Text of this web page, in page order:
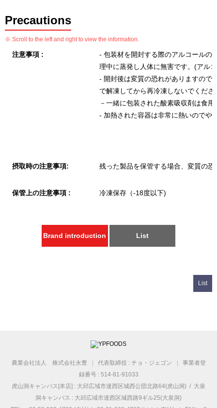
Precautions
※ Scroll to the left and right to view the information.
注意事項 :
- 包装材を開封する際のアルコールの
理中に蒸発し人体に無害です。(アル
- 開封後は変質の恐れがありますので
で解凍してから再冷凍しないでくださ
－一緒に包装された酸素吸収剤は食
- 加熱された容器は非常に熱いのでや
摂取時の注意事項: 残った製品を保管する場合、変質の
保管上の注意事項 : 冷凍保存（-18度以下)
Brand introduction List
List
農業会社法人 株式会社永豊 代表取締役 : チョ・ジェゴン
事業者登
録番号 : 514-81-91033
虎山洞キャンパス[本店] : 大邱広域市達西区城西公団北路64(虎山洞) / 大泉
洞キャンパス : 大邱広域市達西区城西路9ギル25(大泉洞)